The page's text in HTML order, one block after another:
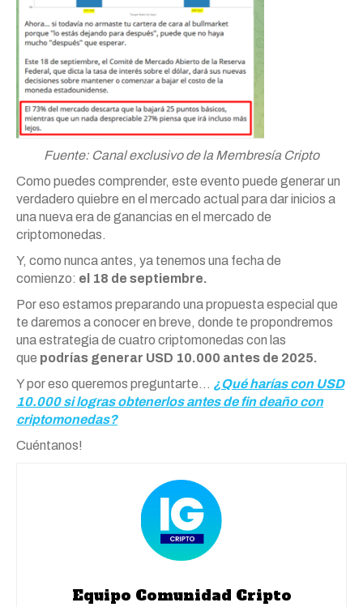
Fuente: Canal exclusivo de la Membresía Cripto
Como puedes comprender, este evento puede generar un
verdadero quiebre en el mercado actual para dar inicios a
una nueva era de ganancias en el mercado de
criptomonedas.
Y, como nunca antes, ya tenemos una fecha de
comienzo: el 18 de septiembre.
Por eso estamos preparando una propuesta especial que
te daremos a conocer en breve, donde te propondremos
una estrategia de cuatro criptomonedas con las
que podrías generar USD 10.000 antes de 2025.
Y por eso queremos preguntarte… ¿Qué harías con USD
10.000 si logras obtenerlos antes de fin deaño con
criptomonedas?
Cuéntanos!
Equipo Comunidad Cripto